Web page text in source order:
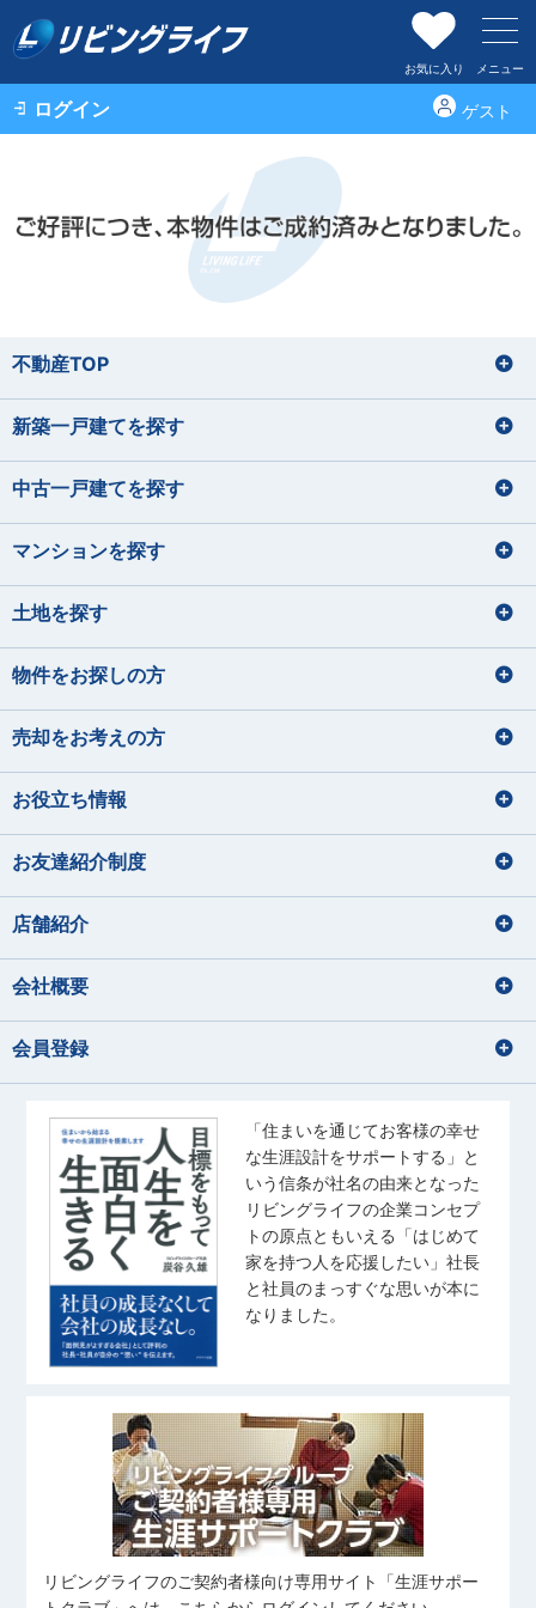
お気に入り メニュー
ログイン ゲスト
不動産TOP
新築一戸建てを探す
中古一戸建てを探す
マンションを探す
土地を探す
物件をお探しの方
売却をお考えの方
お役立ち情報
お友達紹介制度
店舗紹介
会社概要
会員登録
「住まいを通じてお客様の幸せ
な生涯設計をサポートする」と
いう信条が社名の由来となった
リビングライフの企業コンセプ
トの原点ともいえる「はじめて
家を持つ人を応援したい」社長
と社員のまっすぐな思いが本に
なりました。
リビングライフのご契約者様向け専用サイト「生涯サポー